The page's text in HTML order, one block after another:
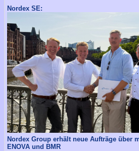
Nordex SE:
Nordex Group erhält neue Aufträge über
ENOVA und BMR